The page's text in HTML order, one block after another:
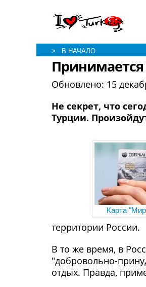
> В НАЧАЛО
Принимается
Обновлено: 15
Не секрет, что
Турции.
Карта
территории России.
В то же время, в
"добровольно-
отдых. Правда,